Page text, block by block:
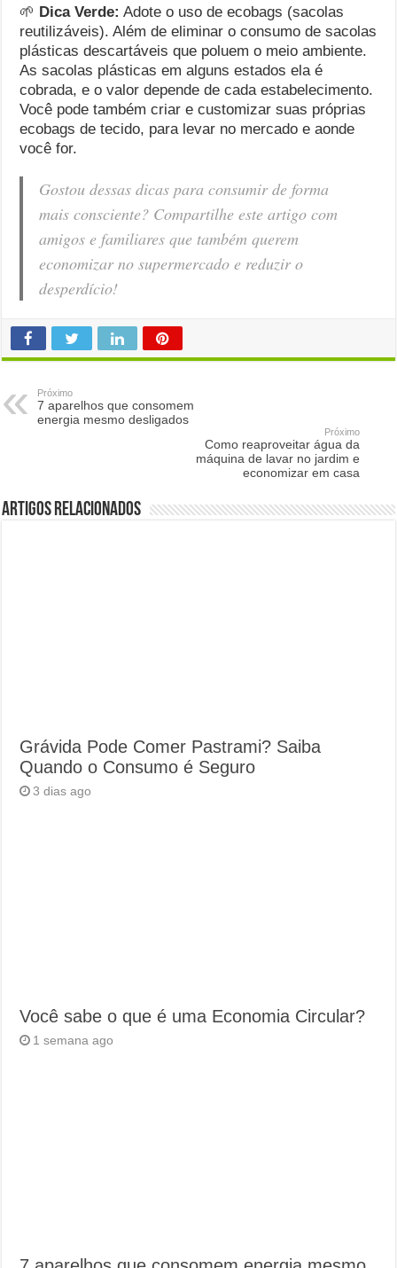
🌱 Dica Verde: Adote o uso de ecobags (sacolas
reutilizáveis). Além de eliminar o consumo de sacolas
plásticas descartáveis que poluem o meio ambiente.
As sacolas plásticas em alguns estados ela é
cobrada, e o valor depende de cada estabelecimento.
Você pode também criar e customizar suas próprias
ecobags de tecido, para levar no mercado e aonde
você for.
Gostou dessas dicas para consumir de forma
mais consciente? Compartilhe este artigo com
amigos e familiares que também querem
economizar no supermercado e reduzir o
desperdício!
Próximo
7 aparelhos que consomem
energia mesmo desligados
Próximo
Como reaproveitar água da
máquina de lavar no jardim e
economizar em casa
Artigos Relacionados
Grávida Pode Comer Pastrami? Saiba
Quando o Consumo é Seguro
3 dias ago
Você sabe o que é uma Economia Circular?
1 semana ago